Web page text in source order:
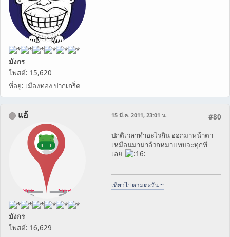
มังกร
โพสต์: 15,620
ที่อยู่: เมืองทอง ปากเกร็ด
แอ้
มังกร
โพสต์: 16,629
#80
15 มี.ค. 2011, 23:01 น.
ปกติเวลาทำอะไรกิน ออกมาหน้าตา
เหมือนมาม่าอ้วกหมาแทบจะทุกที
เลย
เที่ยวไปตามตะวัน ~